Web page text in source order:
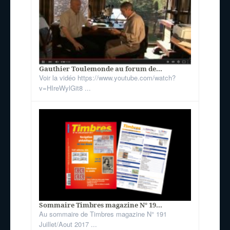
Gauthier Toulemonde au forum de...
Voir la vidéo https://www.youtube.com/watch?
v=HIreWylGit8 ...
Sommaire Timbres magazine N° 19...
Au sommaire de Timbres magazine N° 191
Juillet/Aout 2017 ...